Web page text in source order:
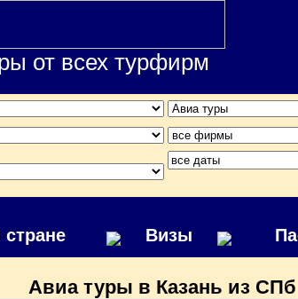
от всех турфирм
Визы
Авиа туры в Казань из СПб